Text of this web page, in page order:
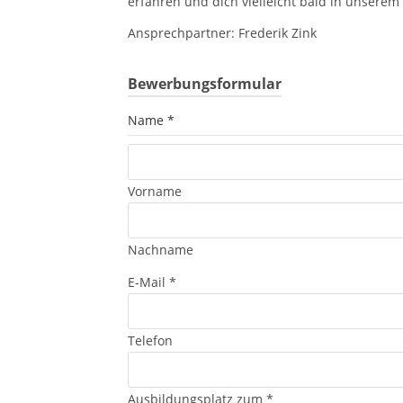
Ansprechpartner: Frederik Zink
Bewerbungsformular
Name *
Vorname
Nachname
E-Mail *
Telefon
Ausbildungsplatz zum *